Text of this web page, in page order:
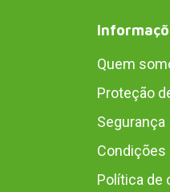
Quem
Proteção
Segurança
Condições
Política de